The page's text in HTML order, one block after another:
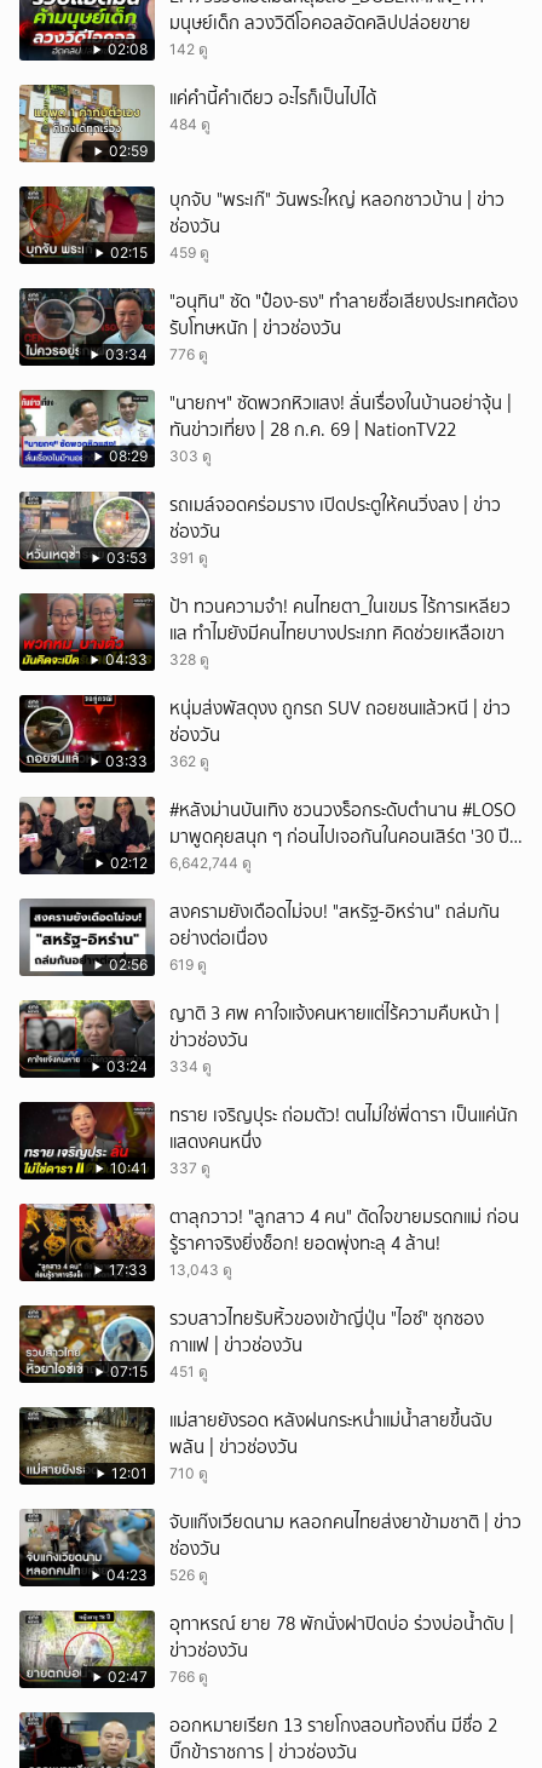
02:08
มนุษย์เด็ก ลวงวิดีโอคอลอัดคลิปปล่อยขาย
142 ดู
02:59
แค่คำนี้คำเดียว อะไรก็เป็นไปได้
484 ดู
02:15
บุกจับ "พระเก๊" วันพระใหญ่ หลอกชาวบ้าน | ข่าว
ช่องวัน
459 ดู
03:34
"อนุทิน" ซัด "ป๋อง-ธง" ทำลายชื่อเสียงประเทศต้อง
รับโทษหนัก | ข่าวช่องวัน
776 ดู
08:29
"นายกฯ" ซัดพวกหิวแสง! ลั่นเรื่องในบ้านอย่าจุ้น |
ทันข่าวเที่ยง | 28 ก.ค. 69 | NationTV22
303 ดู
03:53
รถเมล์จอดคร่อมราง เปิดประตูให้คนวิ่งลง | ข่าว
ช่องวัน
391 ดู
04:33
ป้า ทวนความจำ! คนไทยตา_ในเขมร ไร้การเหลียว
แล ทำไมยังมีคนไทยบางประเภท คิดช่วยเหลือเขา
328 ดู
03:33
หนุ่มส่งพัสดุงง ถูกรถ SUV ถอยชนแล้วหนี | ข่าว
ช่องวัน
362 ดู
02:12
#หลังม่านบันเทิง ชวนวงร็อกระดับตำนาน #LOSO
มาพูดคุยสนุก ๆ ก่อนไปเจอกันในคอนเสิร์ต '30 ปี
LOSO นานเท่าไรก็รอ'
6,642,744 ดู
02:56
สงครามยังเดือดไม่จบ! "สหรัฐ-อิหร่าน" ถล่มกัน
อย่างต่อเนื่อง
619 ดู
03:24
ญาติ 3 ศพ คาใจแจ้งคนหายแต่ไร้ความคืบหน้า |
ข่าวช่องวัน
334 ดู
10:41
ทราย เจริญปุระ ถ่อมตัว! ตนไม่ใช่พี่ดารา เป็นแค่นัก
แสดงคนหนึ่ง
337 ดู
17:33
ตาลุกวาว! "ลูกสาว 4 คน" ตัดใจขายมรดกแม่ ก่อน
รู้ราคาจริงยิ่งช็อก! ยอดพุ่งทะลุ 4 ล้าน!
13,043 ดู
07:15
รวบสาวไทยรับหิ้วของเข้าญี่ปุ่น "ไอซ์" ซุกซอง
กาแฟ | ข่าวช่องวัน
451 ดู
12:01
แม่สายยังรอด หลังฝนกระหน่ำแม่น้ำสายขึ้นฉับ
พลัน | ข่าวช่องวัน
710 ดู
04:23
จับแก๊งเวียดนาม หลอกคนไทยส่งยาข้ามชาติ | ข่าว
ช่องวัน
526 ดู
02:47
อุทาหรณ์ ยาย 78 พักนั่งฝาปิดบ่อ ร่วงบ่อน้ำดับ |
ข่าวช่องวัน
766 ดู
ออกหมายเรียก 13 รายโกงสอบท้องถิ่น มีชื่อ 2
บิ๊กข้าราชการ | ข่าวช่องวัน
ยกเลิก